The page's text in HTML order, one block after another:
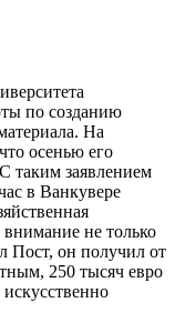
по созданию
На
осенью его
таким заявлением
в Ванкувере
не только
Пост, он получил от
250 тысяч евро